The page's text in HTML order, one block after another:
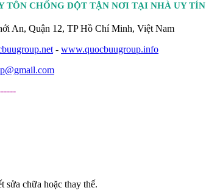
TÔN CHỐNG DỘT TẬN NƠI TẠI NHÀ UY TÍN
An, Quận 12, TP Hồ Chí Minh, Việt Nam
- www.quocbuugroup.info
sửa chữa hoặc thay thế.